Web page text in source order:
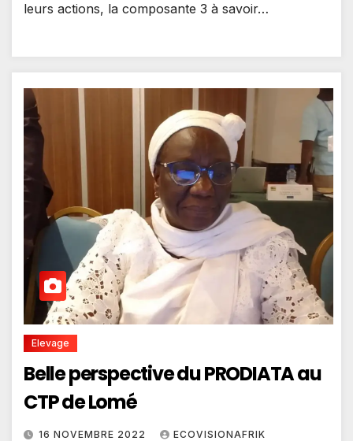
leurs actions, la composante 3 à savoir…
Elevage
Belle perspective du PRODIATA au
CTP de Lomé
16 NOVEMBRE 2022 ECOVISIONAFRIK